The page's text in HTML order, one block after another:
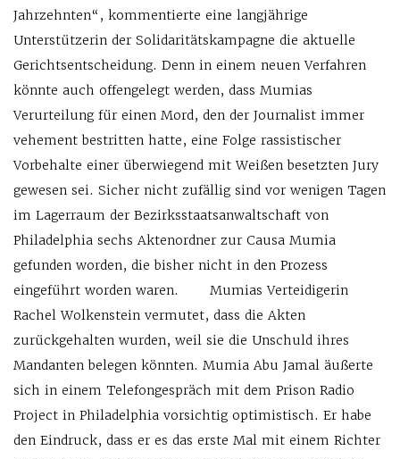
Jahrzehnten“, kommentierte eine langjährige
Unterstützerin der Solidaritätskampagne die aktuelle
Gerichtsentscheidung. Denn in einem neuen Verfahren
könnte auch offengelegt werden, dass Mumias
Verurteilung für einen Mord, den der Journalist immer
vehement bestritten hatte, eine Folge rassistischer
Vorbehalte einer überwiegend mit Weißen besetzten Jury
gewesen sei. Sicher nicht zufällig sind vor wenigen Tagen
im Lagerraum der Bezirksstaatsanwaltschaft von
Philadelphia sechs Aktenordner zur Causa Mumia
gefunden worden, die bisher nicht in den Prozess
eingeführt worden waren. Mumias Verteidigerin
Rachel Wolkenstein vermutet, dass die Akten
zurückgehalten wurden, weil sie die Unschuld ihres
Mandanten belegen könnten. Mumia Abu Jamal äußerte
sich in einem Telefongespräch mit dem Prison Radio
Project in Philadelphia vorsichtig optimistisch. Er habe
den Eindruck, dass er es das erste Mal mit einem Richter